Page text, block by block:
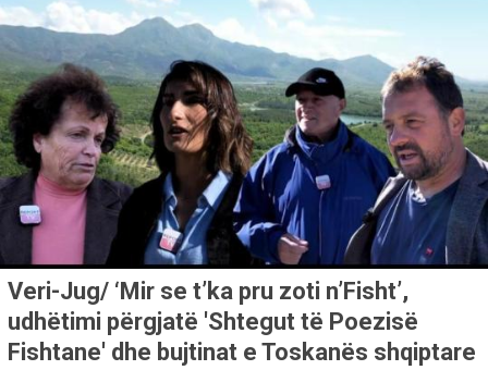
Veri-Jug/ ‘Mir se t’ka pru zoti n’Fisht’,
udhëtimi përgjatë 'Shtegut të Poezisë
Fishtane' dhe bujtinat e Toskanës shqiptare